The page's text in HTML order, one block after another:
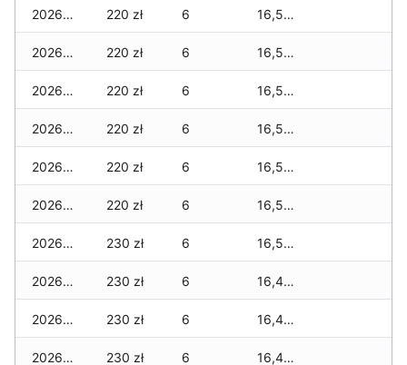
2026-02-22 220 zł 6 16,580 zł
2026-02-21 220 zł 6 16,580 zł
2026-02-20 220 zł 6 16,580 zł
2026-02-19 220 zł 6 16,530 zł
2026-02-18 220 zł 6 16,530 zł
2026-02-17 220 zł 6 16,530 zł
2026-02-16 230 zł 6 16,520 zł
2026-02-15 230 zł 6 16,460 zł
2026-02-14 230 zł 6 16,460 zł
2026-02-13 230 zł 6 16,460 zł